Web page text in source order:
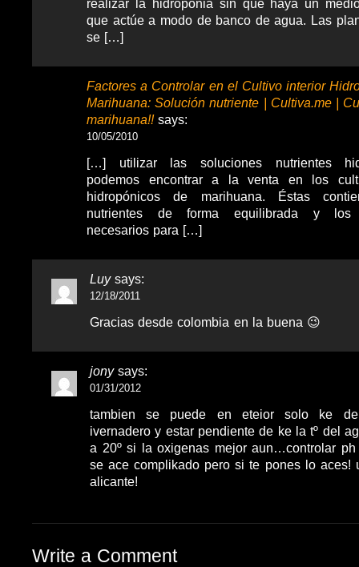
realizar la hidroponia sin que haya un
que actúe a modo de banco de agua. Las
se […]
Factores a Controlar en el Cultivo interior
Marihuana: Solución nutriente | Cultiva.me |
marihuana!!says:
10/05/2010
[…] utilizar las soluciones nutrientes
podemos encontrar a la venta en los
hidropónicos de marihuana. Éstas
nutrientes de forma equilibrada y los
necesarios para […]
Luysays:
12/18/2011
Gracias desde colombia en la buena 😉
jonysays:
01/31/2012
tambien se puede en eteior solo ke
ivernadero y estar pendiente de ke la tº del
a 20º si la oxigenas mejor aun…controlar
se ace complikado pero si te pones lo aces!
alicante!
Write a Comment